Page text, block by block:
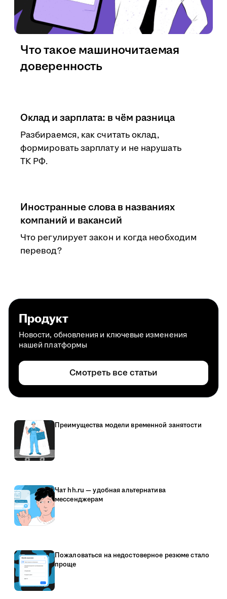
Оклад и зарплата: в чём разница
Разбираемся, как считать оклад,
формировать зарплату и не нарушать
ТК РФ.
Иностранные слова в названиях
компаний и вакансий
Что регулирует закон и когда необходим
перевод?
Что такое машиночитаемая
доверенность
Продукт
Новости, обновления и ключевые изменения
нашей платформы
Смотреть все статьи
Преимущества модели временной занятости
Чат hh.ru — удобная альтернатива
мессенджерам
Пожаловаться на недостоверное резюме стало
проще